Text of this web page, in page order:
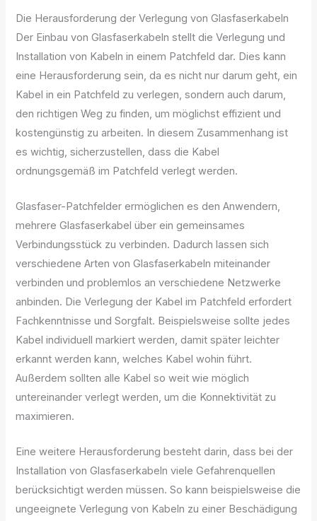
Die Herausforderung der Verlegung von Glasfaserkabeln
Der Einbau von Glasfaserkabeln stellt die Verlegung und
Installation von Kabeln in einem Patchfeld dar. Dies kann
eine Herausforderung sein, da es nicht nur darum geht, ein
Kabel in ein Patchfeld zu verlegen, sondern auch darum,
den richtigen Weg zu finden, um möglichst effizient und
kostengünstig zu arbeiten. In diesem Zusammenhang ist
es wichtig, sicherzustellen, dass die Kabel
ordnungsgemäß im Patchfeld verlegt werden.
Glasfaser-Patchfelder ermöglichen es den Anwendern,
mehrere Glasfaserkabel über ein gemeinsames
Verbindungsstück zu verbinden. Dadurch lassen sich
verschiedene Arten von Glasfaserkabeln miteinander
verbinden und problemlos an verschiedene Netzwerke
anbinden. Die Verlegung der Kabel im Patchfeld erfordert
Fachkenntnisse und Sorgfalt. Beispielsweise sollte jedes
Kabel individuell markiert werden, damit später leichter
erkannt werden kann, welches Kabel wohin führt.
Außerdem sollten alle Kabel so weit wie möglich
untereinander verlegt werden, um die Konnektivität zu
maximieren.
Eine weitere Herausforderung besteht darin, dass bei der
Installation von Glasfaserkabeln viele Gefahrenquellen
berücksichtigt werden müssen. So kann beispielsweise die
ungeeignete Verlegung von Kabeln zu einer Beschädigung